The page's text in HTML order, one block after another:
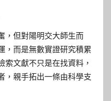
，但對陽明交大師生而
，而是無數實證研究積累
索文獻不只是在找資料，
，親手拓出一條由科學支